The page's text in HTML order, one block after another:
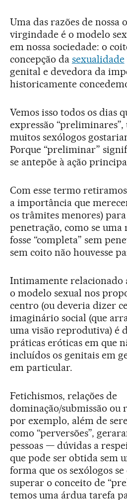
Uma das razões de nossa
virgindade é o modelo
em nossa sociedade: o
concepção da sexualidade
genital e devedora da
historicamente
Vemos isso todos os dias
expressão
muitos sexólogos
Porque “preliminar”
se antepõe à ação
Com esse termo
a importância que
os trâmites menores)
penetração, como se uma
fosse “completa” sem
sem coito não houvesse
Intimamente relacionado
o modelo sexual nos
centro (ou deveria dizer
imaginário social (que
uma visão reprodutiva) é
práticas eróticas em que
incluídos os genitais em
em particular.
Fetichismos, relações de
dominação/submissão ou
por exemplo, além de
como “perversões”,
pessoas — dúvidas a
que pode ser obtida sem
forma que os sexólogos
superar o conceito de
temos uma árdua tarefa